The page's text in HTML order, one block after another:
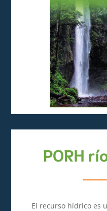
PORH
El recurso hídrico es